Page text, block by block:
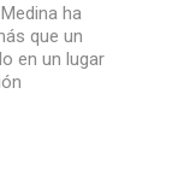
ha
que un
en un lugar